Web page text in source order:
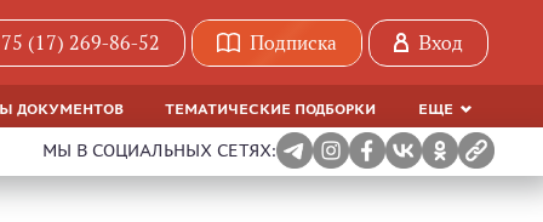
(17) 269-86-52 Подписка Вход
ДОКУМЕНТОВ ТЕМАТИЧЕСКИЕ ПОДБОРКИ ЕЩЕ
МЫ В СОЦИАЛЬНЫХ СЕТЯХ: